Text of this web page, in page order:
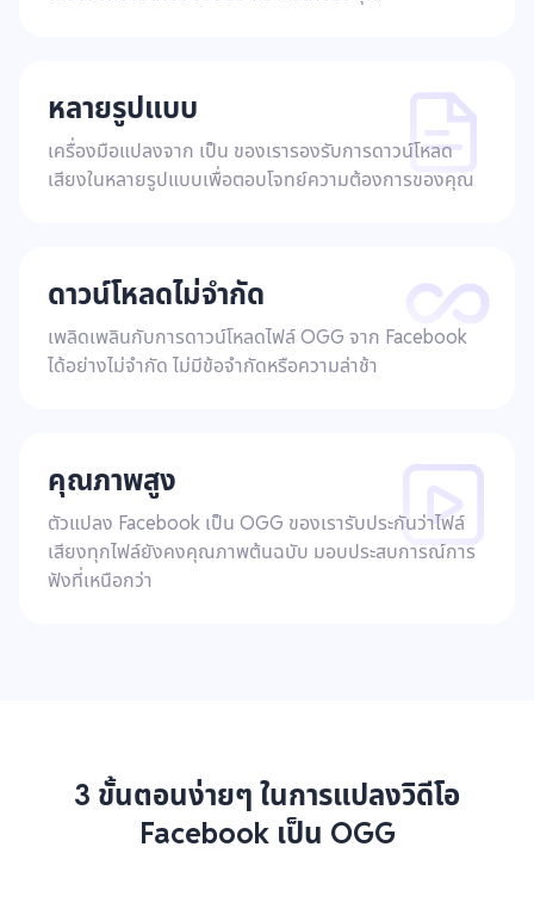
หลายรูปแบบ
เครื่องมือแปลงจาก เป็น ของเรารองรับการดาวน์โหลด
เสียงในหลายรูปแบบเพื่อตอบโจทย์ความต้องการของคุณ
ดาวน์โหลดไม่จำกัด
เพลิดเพลินกับการดาวน์โหลดไฟล์ OGG จาก Facebook
ได้อย่างไม่จำกัด ไม่มีข้อจำกัดหรือความล่าช้า
คุณภาพสูง
ตัวแปลง Facebook เป็น OGG ของเรารับประกันว่าไฟล์
เสียงทุกไฟล์ยังคงคุณภาพต้นฉบับ มอบประสบการณ์การ
ฟังที่เหนือกว่า
3 ขั้นตอนง่ายๆ ในการแปลงวิดีโอ
Facebook เป็น OGG